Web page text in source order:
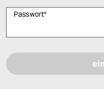
Passwort*